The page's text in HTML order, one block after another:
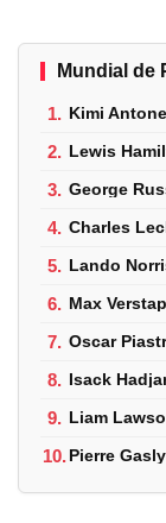
Mundial de
1. Kimi
2. Lewis
3. George
4. Charles
5. Lando
6. Max
7. Oscar
8. Isack
9. Liam
10.Pierre Gasly